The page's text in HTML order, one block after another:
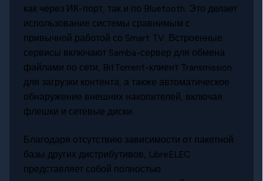
как через ИК-порт, так и по Bluetooth. Это делает
использование системы сравнимым с
привычной работой со Smart TV. Встроенные
сервисы включают Samba-сервер для обмена
файлами по сети, BitTorrent-клиент Transmission
для загрузки контента, а также автоматическое
обнаружение внешних накопителей, включая
флешки и сетевые диски.
Благодаря отсутствию зависимости от пакетной
базы других дистрибутивов, LibreELEC
представляет собой полностью